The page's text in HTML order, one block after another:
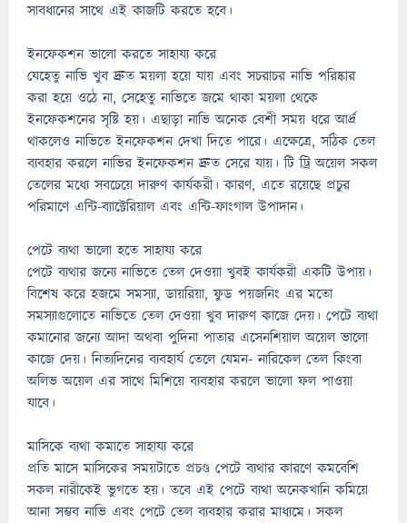
সাবধানের সাথে এই কাজটি করতে হবে।
ইনফেকশন ভালো করতে সাহায্য করে
যেহেতু নাভি খুব দ্রুত ময়লা হয়ে যায় এবং সচরাচর নাভি পরিষ্কার
করা হয়ে ওঠে না, সেহেতু নাভিতে জমে থাকা ময়লা থেকে
ইনফেকশনের সৃষ্টি হয়। এছাড়া নাভি অনেক বেশী সময় ধরে আর্দ্র
থাকলেও নাভিতে ইনফেকশন দেখা দিতে পারে। এক্ষেত্রে, সঠিক তেল
ব্যবহার করলে নাভির ইনফেকশন দ্রুত সেরে যায়। টি ট্রি অয়েল সকল
তেলের মধ্যে সবচেয়ে দারুণ কার্যকরী। কারণ, এতে রয়েছে প্রচুর
পরিমাণে এন্টি-ব্যাক্টেরিয়াল এবং এন্টি-ফাংগাল উপাদান।
পেটে ব্যথা ভালো হতে সাহায্য করে
পেটে ব্যথার জন্যে নাভিতে তেল দেওয়া খুবই কার্যকরী একটি উপায়।
বিশেষ করে হজমে সমস্যা, ডায়রিয়া, ফুড পয়জনিং এর মতো
সমস্যাগুলোতে নাভিতে তেল দেওয়া খুব দারুণ কাজে দেয়। পেটে ব্যথা
কমানোর জন্যে আদা অথবা পুদিনা পাতার এসেনশিয়াল অয়েল ভালো
কাজে দেয়। নিত্যদিনের ব্যবহার্য তেলে যেমন- নারিকেল তেল কিংবা
অলিভ অয়েল এর সাথে মিশিয়ে ব্যবহার করলে ভালো ফল পাওয়া
যাবে।
মাসিকে ব্যথা কমাতে সাহায্য করে
প্রতি মাসে মাসিকের সময়টাতে প্রচণ্ড পেটে ব্যথার কারণে কমবেশি
সকল নারীকেই ভুগতে হয়। তবে এই পেটে ব্যথা অনেকখানি কমিয়ে
আনা সম্ভব নাভি এবং পেটে তেল ব্যবহার করার মাধ্যমে। সকল